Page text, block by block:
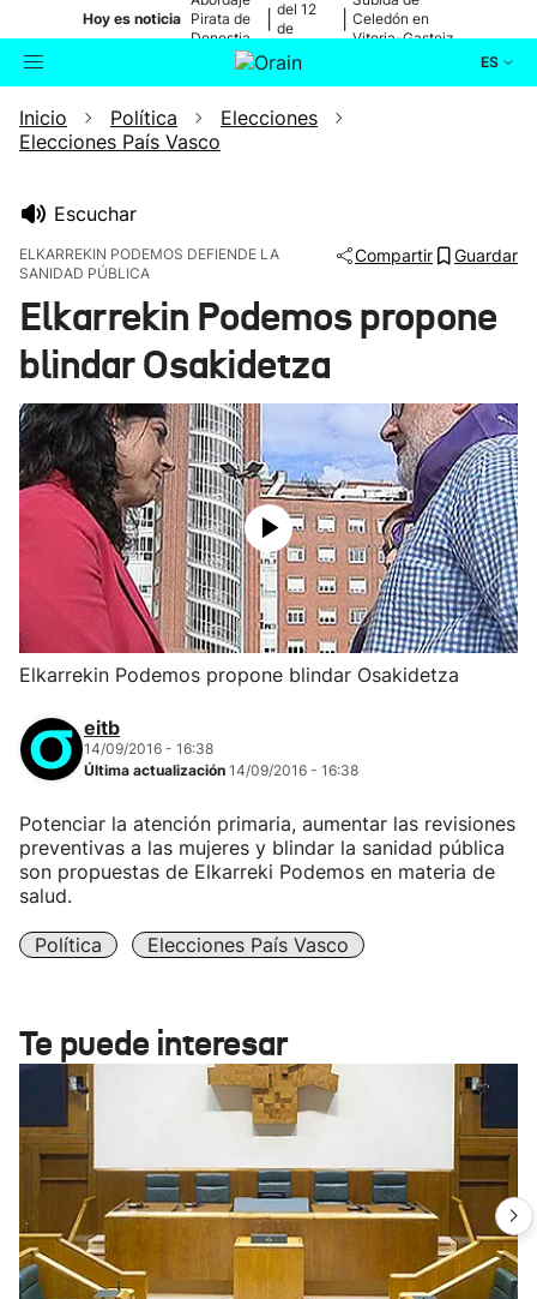
Hoy es noticia Pirata de
Donostia
del 12
de
Celedón en
Vitoria-Gasteiz
ES
Buscador Actualidad
Cultura
Ikusmiran
Eguraldia
Inicio Política
Elecciones
Elecciones País Vasco
Escuchar
ELKARREKIN PODEMOS DEFIENDE LA
SANIDAD PÚBLICA
Compartir Guardar
Elkarrekin Podemos propone
blindar Osakidetza
Elkarrekin Podemos propone blindar Osakidetza
eitb
14/09/2016 - 16:38
Última actualización 14/09/2016 - 16:38
Potenciar la atención primaria, aumentar las revisiones
preventivas a las mujeres y blindar la sanidad pública
son propuestas de Elkarreki Podemos en materia de
salud.
Política Elecciones País Vasco
Te puede interesar